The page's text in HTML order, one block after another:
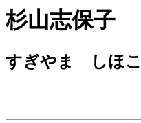
杉山志保子
すぎやま しほこ